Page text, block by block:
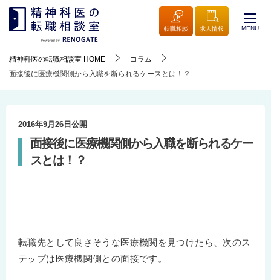
転職相談 求人情報 MENU
精神科医の転職相談室 HOME
コラム
面接後に医療機関側から入職を断られるケースとは！？
2016年9月26日 公開
面接後に医療機関側から入職を断られるケー
スとは！？
転職先として良さそうな医療機関を見つけたら、次のス
テップは医療機関側との面接です。